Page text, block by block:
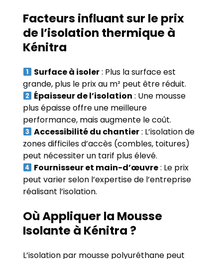
Facteurs influant sur le prix
de l’isolation thermique à
Kénitra
Surface à isoler: Plus la surface est
grande, plus le prix au m² peut être réduit.
Épaisseur de l’isolation : Une mousse
plus épaisse offre une meilleure
performance, mais augmente le coût.
Accessibilité du chantier: L’isolation de
zones difficiles d’accès (combles, toitures)
peut nécessiter un tarif plus élevé.
Fournisseur et main-d’œuvre: Le prix
peut varier selon l’expertise de l’entreprise
réalisant l’isolation.
Où Appliquer la Mousse
Isolante à Kénitra ?
L’isolation par mousse polyuréthane peut